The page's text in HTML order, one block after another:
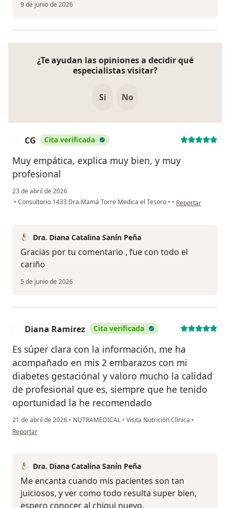
9 de junio de 2026
¿Te ayudan las opiniones a decidir qué
especialistas visitar?
Si No
CG Cita verificada
Muy empática, explica muy bien, y muy
profesional
23 de abril de 2026
• Consultorio 1433 Dra.Mamá Torre Medica el Tesoro • • en opinión del
Reportar
Dra. Diana Catalina Sanín Peña
Gracias por tu comentario , fue con todo el
cariño
5 de junio de 2026
Diana Ramirez Cita verificada
Es súper clara con la información, me ha
acompañado en mis 2 embarazos con mi
diabetes gestaciónal y valoro mucho la calidad
de profesional que es, siempre que he tenido
oportunidad la he recomendado
21 de abril de 2026 • NUTRAMEDICAL • Visita Nutrición Clínica •
en opinión del usuario Diana Ramirez
Reportar
Dra. Diana Catalina Sanín Peña
Me encanta cuando mis pacientes son tan
juiciosos, y ver como todo resulta super bien,
espero conocer al chiqui nuevo.